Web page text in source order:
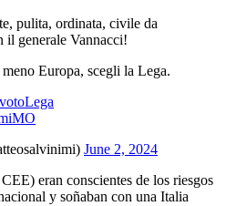
pulita, ordinata, civile da
il generale Vannacci!
Europa, scegli la Lega.
June 2, 2024
eran conscientes de los riesgos
y soñaban con una Italia